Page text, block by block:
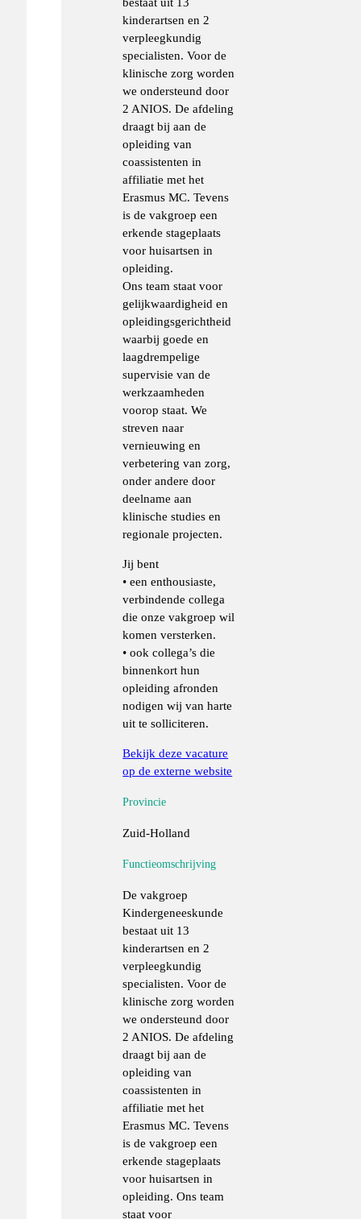
kinderartsen en 2
verpleegkundig
specialisten. Voor de
klinische zorg worden
we ondersteund door
2 ANIOS. De afdeling
draagt bij aan de
opleiding van
coassistenten in
affiliatie met het
Erasmus MC. Tevens
is de vakgroep een
erkende stageplaats
voor huisartsen in
opleiding.
Ons team staat voor
gelijkwaardigheid en
opleidingsgerichtheid
waarbij goede en
laagdrempelige
supervisie van de
werkzaamheden
voorop staat. We
streven naar
vernieuwing en
verbetering van zorg,
onder andere door
deelname aan
klinische studies en
regionale projecten.
Jij bent
• een enthousiaste,
verbindende collega
die onze vakgroep wil
komen versterken.
• ook collega’s die
binnenkort hun
opleiding afronden
nodigen wij van harte
uit te solliciteren.
Bekijk deze vacature
op de externe website
Provincie
Zuid-Holland
Functieomschrijving
De vakgroep
Kindergeneeskunde
bestaat uit 13
kinderartsen en 2
verpleegkundig
specialisten. Voor de
klinische zorg worden
we ondersteund door
2 ANIOS. De afdeling
draagt bij aan de
opleiding van
coassistenten in
affiliatie met het
Erasmus MC. Tevens
is de vakgroep een
erkende stageplaats
voor huisartsen in
opleiding. Ons team
staat voor